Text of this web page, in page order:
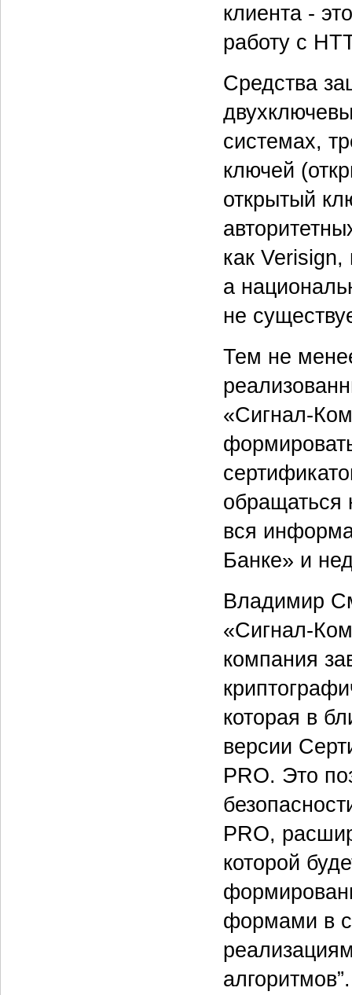
клиента -
работу с
Средства
системах,
ключей
открытый
как
а
не
Тем не
«Сигнал-
обращаться
вся
Банке» и
Владимир
«Сигнал-
компания
которая в
версии
PRO. Это
PRO,
которой
формами в
алгоритмов”.